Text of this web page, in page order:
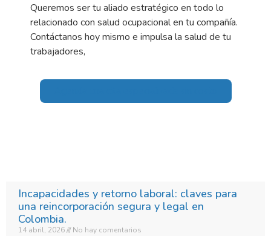
Queremos ser tu aliado estratégico en todo lo
relacionado con salud ocupacional en tu compañía.
Contáctanos hoy mismo e impulsa la salud de tu
trabajadores,
Incapacidades y retorno laboral: claves para
una reincorporación segura y legal en
Colombia.​
14 abril, 2026 No hay comentarios